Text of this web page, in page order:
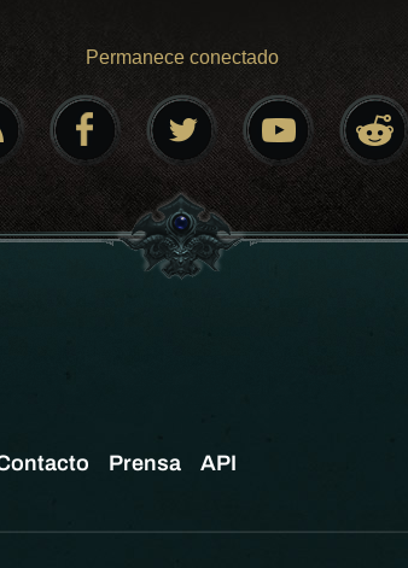
Permanece conectado